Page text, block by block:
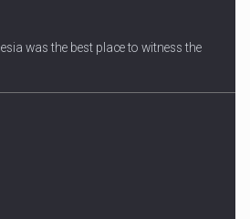
was the best place to witness the